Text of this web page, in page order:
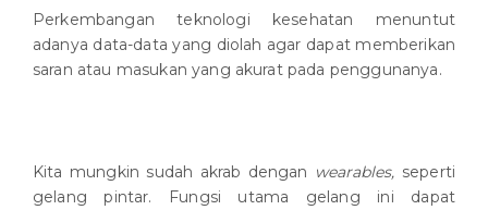
Perkembangan teknologi kesehatan menuntut
adanya data-data yang diolah agar dapat memberikan
saran atau masukan yang akurat pada penggunanya.
Kita mungkin sudah akrab dengan wearables, seperti
gelang pintar. Fungsi utama gelang ini dapat